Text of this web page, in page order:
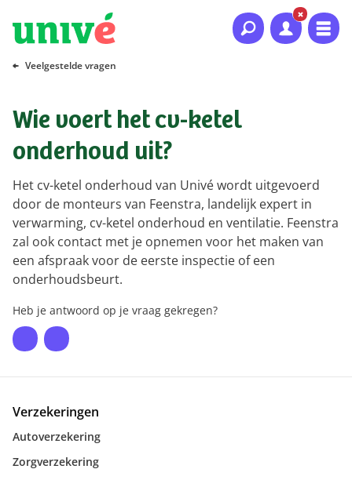
Naar hoofdinhoud
Naar hoofdnavigatie
Naar footer
Veelgestelde vragen
Wie voert het cv-ketel
onderhoud uit?
Het cv-ketel onderhoud van Univé wordt uitgevoerd
door de monteurs van Feenstra, landelijk expert in
verwarming, cv-ketel onderhoud en ventilatie. Feenstra
zal ook contact met je opnemen voor het maken van
een afspraak voor de eerste inspectie of een
onderhoudsbeurt.
Heb je antwoord op je vraag gekregen?
Verzekeringen
Autoverzekering
Zorgverzekering